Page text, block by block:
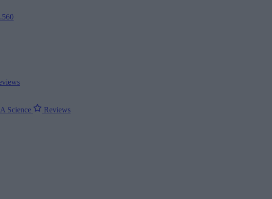
Science Reviews